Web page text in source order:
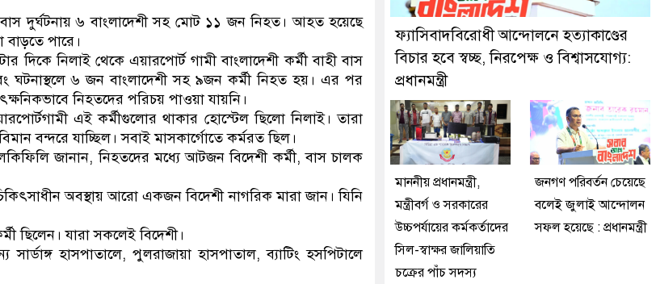
ডাকাতির প্রস্তুতিকালে দুইজনকে গ্রেফতার করেছে মিরপুর মডেল থানা পুলিশ
বাস দুর্ঘটনায় ৬ বাংলাদেশী সহ মোট ১১ জন নিহত। আহত হয়েছে
পারে।
দিকে নিলাই থেকে এয়ারপোর্ট গামী বাংলাদেশী কর্মী বাহী বাস
ঘটনাস্থলে ৬ জন বাংলাদেশী সহ ৯জন কর্মী নিহত হয়। এর পর
নিহতদের পরিচয় পাওয়া যায়নি।
এই কর্মীগুলোর থাকার হোস্টেল ছিলো নিলাই। তারা
বন্দরে যাচ্ছিল। সবাই মাসকার্গোতে কর্মরত ছিল।
জানান, নিহতদের মধ্যে আটজন বিদেশী কর্মী, বাস চালক
অবস্থায় আরো একজন বিদেশী নাগরিক মারা জান। যিনি
ছিলেন। যারা সকলেই বিদেশী।
হাসপাতালে, পুলরাজায়া হাসপাতাল, ব্যাটিং হসপিটালে
ফ্যাসিবাদবিরোধী আন্দোলনে হত্যাকাণ্ডের
বিচার হবে স্বচ্ছ, নিরপেক্ষ ও বিশ্বাসযোগ্য:
প্রধানমন্ত্রী
মাননীয় প্রধানমন্ত্রী,
মন্ত্রীবর্গ ও সরকারের
উচ্চপর্যায়ের কর্মকর্তাদের
সিল-স্বাক্ষর জালিয়াতি
চক্রের পাঁচ সদস্য
জনগণ পরিবর্তন চেয়েছে
বলেই জুলাই আন্দোলন
সফল হয়েছে : প্রধানমন্ত্রী